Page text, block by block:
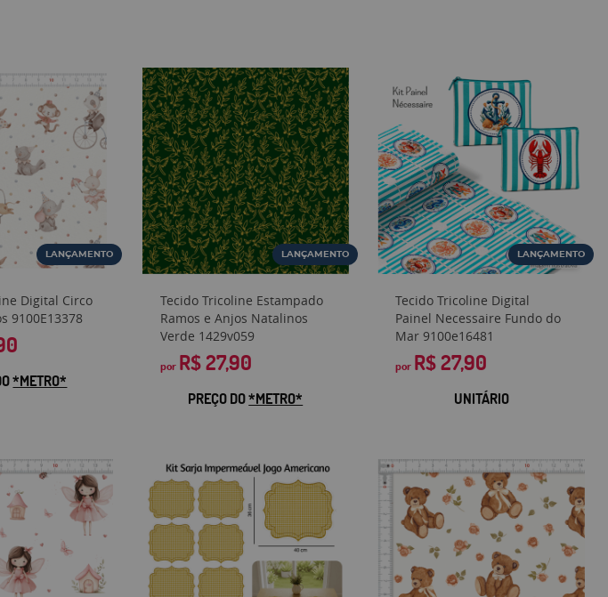
LANÇAMENTO
Digital Circo
9100E13378
*METRO*
LANÇAMENTO
Tecido Tricoline Estampado
Ramos e Anjos Natalinos
Verde 1429v059
por R$ 27,90
PREÇO DO*METRO*
LANÇAMENTO
Tecido Tricoline Digital
Painel Necessaire Fundo do
Mar 9100e16481
por R$ 27,90
UNITÁRIO